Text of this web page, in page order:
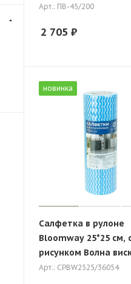
Арт.: ПВ-45/200
2 705 ₽
новинка
Салфетка в рулоне
Bloomway 25*25 см,
рисунком Волна
Арт.: СРBW2525/36054